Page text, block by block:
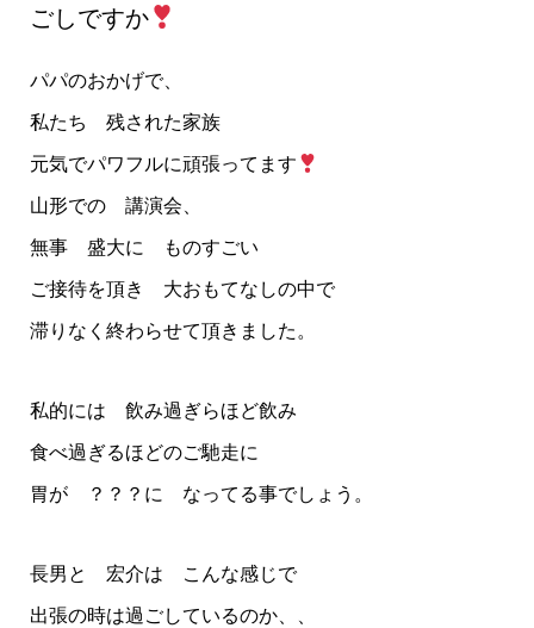
ごしですか
パパのおかげで、
私たち 残された家族
元気でパワフルに頑張ってます
山形での 講演会、
無事 盛大に ものすごい
ご接待を頂き 大おもてなしの中で
滞りなく終わらせて頂きました。
私的には 飲み過ぎらほど飲み
食べ過ぎるほどのご馳走に
胃が ？？？に なってる事でしょう。
長男と 宏介は こんな感じで
出張の時は過ごしているのか、、